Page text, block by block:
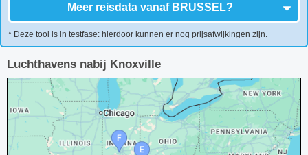
Meer reisdata vanaf BRUSSEL?
* Deze tool is in testfase: hierdoor kunnen er nog prijsafwijkingen zijn.
Luchthavens nabij Knoxville